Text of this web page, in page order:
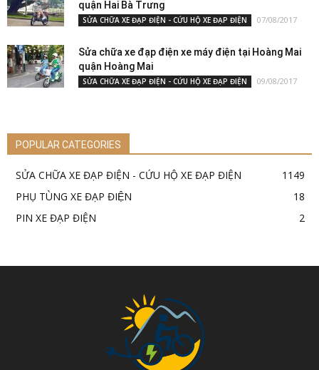
quận Hai Bà Trưng
SỬA CHỮA XE ĐẠP ĐIỆN - CỨU HỘ XE ĐẠP ĐIỆN 07/08/2017
Sửa chữa xe đạp điện xe máy điện tại Hoàng Mai
quận Hoàng Mai
SỬA CHỮA XE ĐẠP ĐIỆN - CỨU HỘ XE ĐẠP ĐIỆN 09/08/2017
POPULAR CATEGORIES
SỬA CHỮA XE ĐẠP ĐIỆN - CỨU HỘ XE ĐẠP ĐIỆN
1149
PHỤ TÙNG XE ĐẠP ĐIỆN
18
PIN XE ĐẠP ĐIỆN
2